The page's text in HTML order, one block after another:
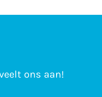
ons aan!